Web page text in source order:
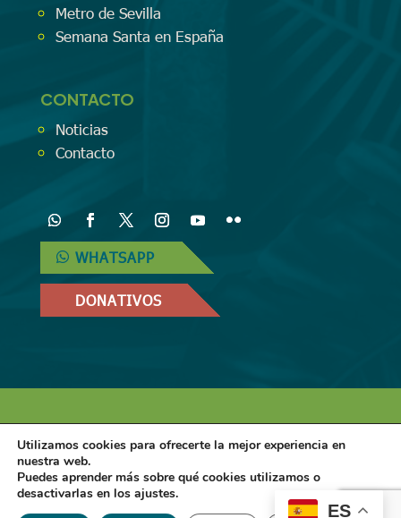
Metro de Sevilla
Semana Santa en España
CONTACTO
Noticias
Contacto
WHATSAPP
DONATIVOS
Diseñado poriNova Cloud. Una empresa
deGrupo Inova
2024© Todos los derechos
reservados.Política de Privacidad|Aviso
ES
Utilizamos cookies para ofrecerte la mejor experiencia en
nuestra web.
Puedes aprender más sobre qué cookies utilizamos o
desactivarlas en los ajustes.